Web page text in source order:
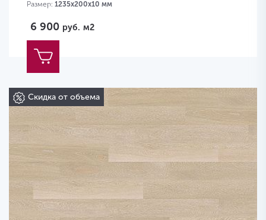
Размер: 1235х200х10 мм
6 900 руб. м2
Скидка от объема